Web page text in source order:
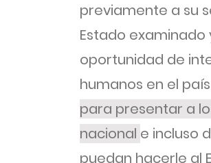
previamente a su
Estado examinado
oportunidad de
humanos en el
para presentar a
nacional e incluso
puedan hacerle al